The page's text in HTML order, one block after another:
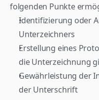
folgenden Punkte
Identifizierung oder
Unterzeichners
Erstellung eines
die Unterzeichnung
Gewährleistung der
der Unterschrift